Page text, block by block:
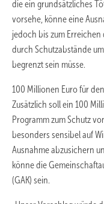
die ein grundsätzliches
vorsehe, könne eine
jedoch bis zum Erreichen
durch Schutzabstände
begrenzt sein müsse.
100 Millionen Euro für den
Zusätzlich soll ein 100
Programm zum Schutz
besonders sensibel auf
Ausnahme abzusichern
könne die
(GAK) sein.